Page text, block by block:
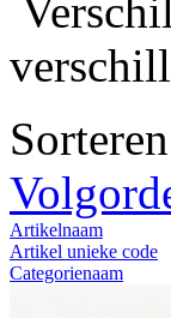
Artikelnaam
Artikel unieke code
Categorienaam